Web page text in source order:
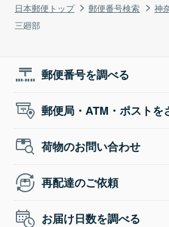
日本郵便トップ 郵便番号検索 神
三廻部
郵便番号を調べる
郵便局・ATM・ポストを
荷物のお問い合わせ
再配達のご依頼
お届け日数を調べる